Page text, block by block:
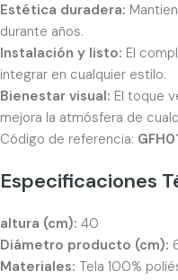
Estética duradera:
durante años.
Instalación y listo: El
integrar en cualquier estilo.
Bienestar visual: El toque
mejora la atmósfera de
Código de referencia:
Especificaciones
altura (cm): 40
Diámetro producto (cm):
Materiales: Tela 100%